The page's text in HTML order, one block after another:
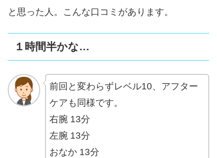
と思った人。こんな口コミがあります。
１時間半かな…
前回と変わらずレベル10、アフター
ケアも同様です。
右腕 13分
左腕 13分
おなか 13分